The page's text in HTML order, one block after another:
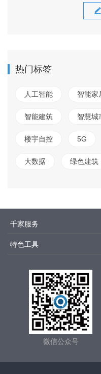
热门标签
人工智能 智能家
智能建筑 智慧城
楼宇自控 5G
大数据 绿色建筑
千家服务
特色工具
方快3
微信公众号